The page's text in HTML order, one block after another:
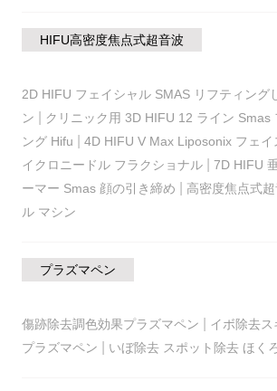
HIFU高密度焦点式超音波
2D HIFU フェイシャル SMAS リフティング
ン
クリニック用 3D HIFU 12 ライン Smas
ング Hifu
4D HIFU V Max Liposonix フェ
イクロニードル フラクショナル| 7D HIFU
ーマー Smas 顔の引き締め
高密度焦点式
ル マシン
プラズマペン
傷跡除去調色効果プラズマペン
イボ除去
プラズマペン
いぼ除去 スポット除去 ほく